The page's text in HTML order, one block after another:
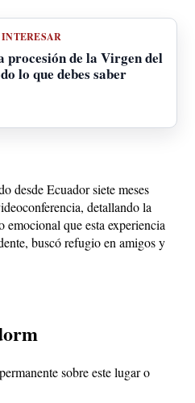
procesión de la Virgen del
lo que debes saber
desde Ecuador siete meses
detallando la
emocional que esta experiencia
buscó refugio en amigos y
sobre este lugar o